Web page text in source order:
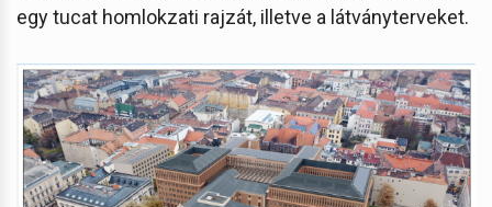
egy tucat homlokzati rajzát, illetve a látványterveket.